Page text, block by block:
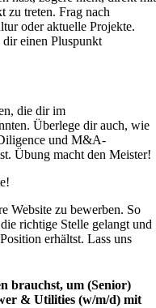
zu treten. Frag nach
oder aktuelle Projekte.
dir einen Pluspunkt
die dir im
Überlege dir auch, wie
und M&A-
Übung macht den Meister!
Website zu bewerben. So
richtige Stelle gelangt und
erhältst. Lass uns
brauchst, um (Senior)
& Utilities (w/m/d) mit